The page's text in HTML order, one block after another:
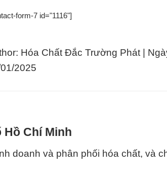
form-7 id="1116"]
Hóa Chất Đắc Trường Phát |
2025
Chí Minh
doanh và phân phối hóa chất, và